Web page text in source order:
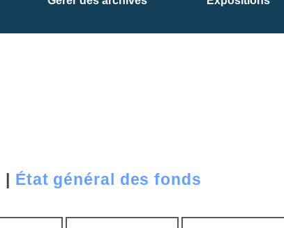
| État général des fonds